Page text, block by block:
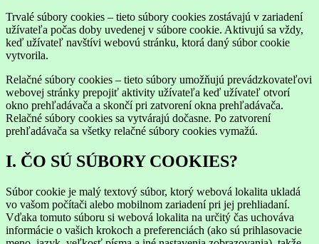
Trvalé súbory cookies – tieto súbory cookies zostávajú v zariadení
užívateľa počas doby uvedenej v súbore cookie. Aktivujú sa vždy,
keď užívateľ navštívi webovú stránku, ktorá daný súbor cookie
vytvorila.
Relačné súbory cookies – tieto súbory umožňujú prevádzkovateľovi
webovej stránky prepojiť aktivity užívateľa keď užívateľ otvorí
okno prehľadávača a skončí pri zatvorení okna prehľadávača.
Relačné súbory cookies sa vytvárajú dočasne. Po zatvorení
prehľadávača sa všetky relačné súbory cookies vymažú.
I. ČO SÚ SÚBORY COOKIES?
Súbor cookie je malý textový súbor, ktorý webová lokalita ukladá
vo vašom počítači alebo mobilnom zariadení pri jej prehliadaní.
Vďaka tomuto súboru si webová lokalita na určitý čas uchováva
informácie o vašich krokoch a preferenciách (ako sú prihlasovacie